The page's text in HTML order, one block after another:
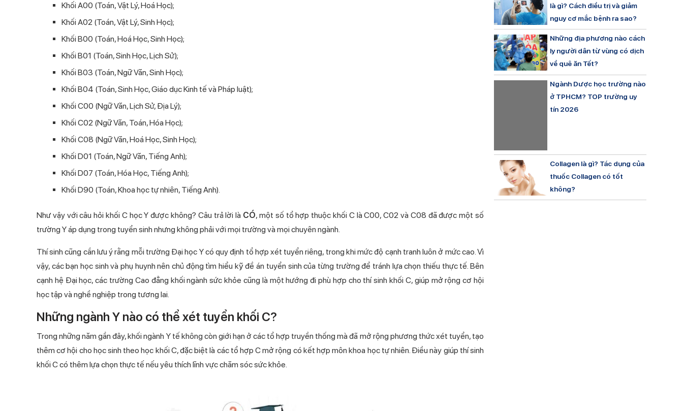
Khối A00 (Toán, Vật Lý, Hoá Học);
Khối A02 (Toán, Vật Lý, Sinh Học);
Khối B00 (Toán, Hoá Học, Sinh Học);
Khối B01 (Toán, Sinh Học, Lịch Sử);
Khối B03 (Toán, Ngữ Văn, Sinh Học);
Khối B04 (Toán, Sinh Học, Giáo dục Kinh tế và Pháp luật);
Khối C00 (Ngữ Văn, Lịch Sử, Địa Lý);
Khối C02 (Ngữ Văn, Toán, Hóa Học);
Khối C08 (Ngữ Văn, Hoá Học, Sinh Học);
Khối D01 (Toán, Ngữ Văn, Tiếng Anh);
Khối D07 (Toán, Hóa Học, Tiếng Anh);
Khối D90 (Toán, Khoa học tự nhiên, Tiếng Anh).
Như vậy với câu hỏi khối C học Y được không? Câu trả lời là CÓ, một số tổ hợp thuộc khối C là C00, C02 và C08 đã được một số
trường Y áp dụng trong tuyển sinh nhưng không phải với mọi trường và mọi chuyên ngành.
Thí sinh cũng cần lưu ý rằng mỗi trường Đại học Y có quy định tổ hợp xét tuyển riêng, trong khi mức độ cạnh tranh luôn ở mức cao. Vì
vậy, các bạn học sinh và phụ huynh nên chủ động tìm hiểu kỹ đề án tuyển sinh của từng trường để tránh lựa chọn thiếu thực tế. Bên
cạnh hệ Đại học, các trường Cao đẳng khối ngành sức khỏe cũng là một hướng đi phù hợp cho thí sinh khối C, giúp mở rộng cơ hội
học tập và nghề nghiệp trong tương lai.
Những ngành Y nào có thể xét tuyển khối C?
Trong những năm gần đây, khối ngành Y tế không còn giới hạn ở các tổ hợp truyền thống mà đã mở rộng phương thức xét tuyển, tạo
thêm cơ hội cho học sinh theo học khối C, đặc biệt là các tổ hợp C mở rộng có kết hợp môn khoa học tự nhiên. Điều này giúp thí sinh
khối C có thêm lựa chọn thực tế nếu yêu thích lĩnh vực chăm sóc sức khỏe.
là gì? Cách điều trị và giảm
nguy cơ mắc bệnh ra sao?
Những địa phương nào cách
ly người dân từ vùng có dịch
về quê ăn Tết?
Ngành Dược học trường nào
ở TPHCM? TOP trường uy
tín 2026
Collagen là gì? Tác dụng của
thuốc Collagen có tốt
không?